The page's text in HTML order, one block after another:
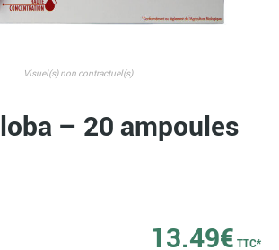
Visuel(s) non contractuel(s)
– 20 ampoules
13.49€ TTC*